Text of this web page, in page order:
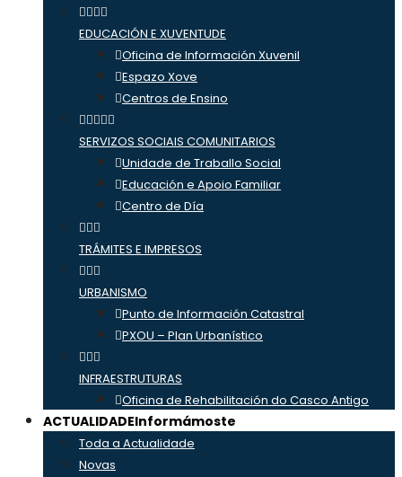
EDUCACIÓN E XUVENTUDE
Oficina de Información Xuvenil
Espazo Xove
Centros de Ensino
SERVIZOS SOCIAIS COMUNITARIOS
Unidade de Traballo Social
Educación e Apoio Familiar
Centro de Día
TRÁMITES E IMPRESOS
URBANISMO
Punto de Información Catastral
PXOU – Plan Urbanístico
INFRAESTRUTURAS
Oficina de Rehabilitación do Casco Antigo
ACTUALIDADEInformámoste
Toda a Actualidade
Novas